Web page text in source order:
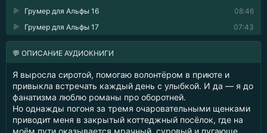
08:46
Грумер для Альфы 16
07:43
Грумер для Альфы 17
💬 ОПИСАНИЕ АУДИОКНИГИ
Я выросла сиротой, помогаю волонтёром в приюте и
привыкла встречать каждый день с улыбкой. И да — я до
фанатизма люблю романы про оборотней.
Но однажды погоня за тремя очаровательными щенками
приводит меня в закрытый коттеджный посёлок, где на
моём пути оказывается мрачный, суровый и пугающе